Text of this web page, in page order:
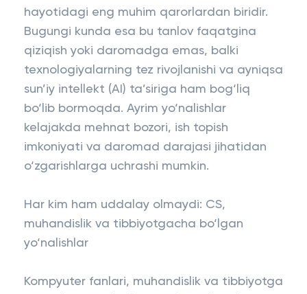
hayotidagi eng muhim qarorlardan biridir.
Bugungi kunda esa bu tanlov faqatgina
qiziqish yoki daromadga emas, balki
texnologiyalarning tez rivojlanishi va ayniqsa
sun’iy intellekt (AI) ta’siriga ham bog‘liq
bo‘lib bormoqda. Ayrim yo‘nalishlar
kelajakda mehnat bozori, ish topish
imkoniyati va daromad darajasi jihatidan
o‘zgarishlarga uchrashi mumkin.
Har kim ham uddalay olmaydi: CS,
muhandislik va tibbiyotgacha bo‘lgan
yo‘nalishlar
Kompyuter fanlari, muhandislik va tibbiyotga